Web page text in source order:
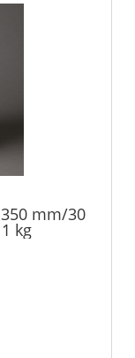
mm/30
kg